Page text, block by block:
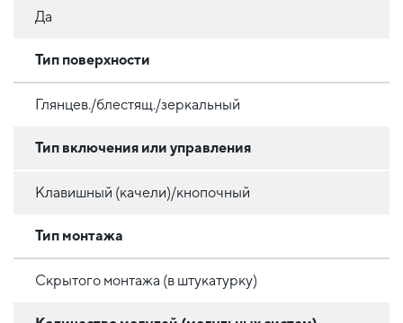
Да
Тип поверхности
Глянцев./блестящ./зеркальный
Тип включения или управления
Клавишный (качели)/кнопочный
Тип монтажа
Скрытого монтажа (в штукатурку)